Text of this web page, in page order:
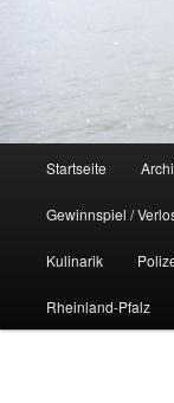
Startseite
Gewinnspiel /
Kulinarik
Rheinland-Pfalz